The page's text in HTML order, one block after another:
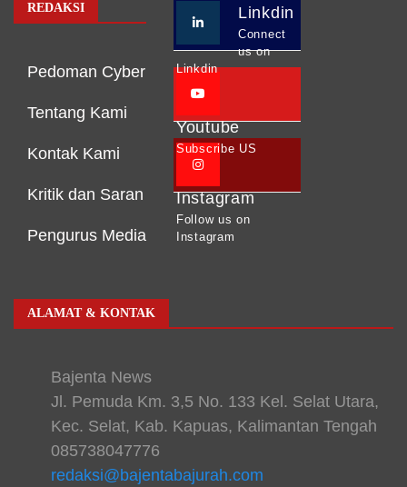
REDAKSI
Pedoman Cyber
Tentang Kami
Kontak Kami
Kritik dan Saran
Pengurus Media
Linkdin
Connect
us on
Linkdin
Youtube
Subscribe US
Instagram
Follow us on
Instagram
ALAMAT & KONTAK
Bajenta News
Jl. Pemuda Km. 3,5 No. 133 Kel. Selat Utara,
Kec. Selat, Kab. Kapuas, Kalimantan Tengah
085738047776
redaksi@bajentabajurah.com